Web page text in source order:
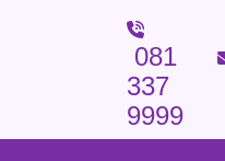
081
337
9999